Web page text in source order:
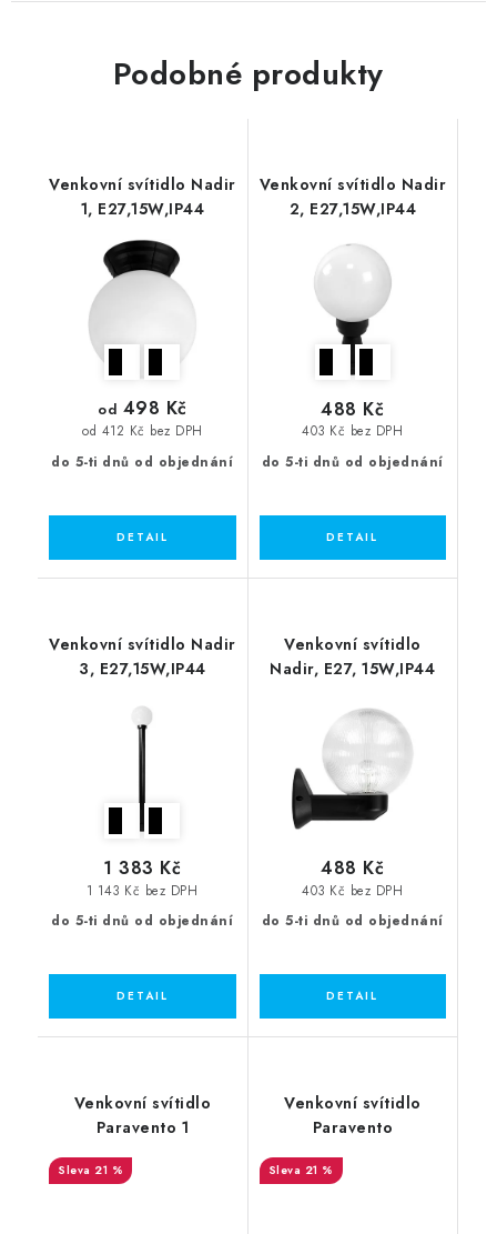
Podobné produkty
Venkovní svítidlo Nadir
1, E27,15W,IP44
do 5-ti dnů od objednání
od 412 Kč bez DPH
od 498 Kč
Venkovní svítidlo Nadir
2, E27,15W,IP44
do 5-ti dnů od objednání
403 Kč bez DPH
488 Kč
Venkovní svítidlo Nadir
3, E27,15W,IP44
do 5-ti dnů od objednání
1 143 Kč bez DPH
1 383 Kč
Venkovní svítidlo
Nadir, E27, 15W,IP44
do 5-ti dnů od objednání
403 Kč bez DPH
488 Kč
Venkovní svítidlo
Paravento 1
21 %
Venkovní svítidlo
Paravento
21 %